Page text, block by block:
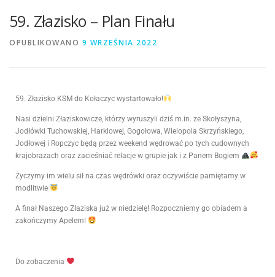
59. Złazisko – Plan Finału
OPUBLIKOWANO 9 WRZEŚNIA 2022
59. Złazisko KSM do Kołaczyc wystartowało!
Nasi dzielni Złaziskowicze, którzy wyruszyli dziś m.in. ze Skołyszyna,
Jodłówki Tuchowskiej, Harklowej, Gogołowa, Wielopola Skrzyńskiego,
Jodłowej i Ropczyc będą przez weekend wędrować po tych cudownych
krajobrazach oraz zacieśniać relacje w grupie jak i z Panem Bogiem
Życzymy im wielu sił na czas wędrówki oraz oczywiście pamiętamy w
modlitwie
A finał Naszego Złaziska już w niedzielę! Rozpoczniemy go obiadem a
zakończymy Apelem!
Do zobaczenia